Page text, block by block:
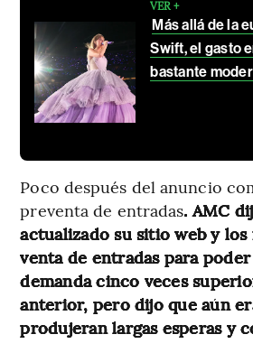
VER +
Más allá de la
Swift, el gasto
bastante
Poco después del anuncio
preventa de entradas. AMC
actualizado su sitio web y
venta de entradas para
demanda cinco veces
anterior, pero dijo que aún
produjeran largas esperas y